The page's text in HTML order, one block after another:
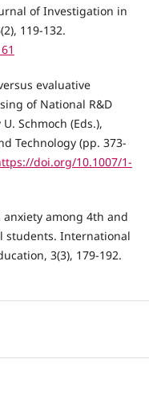
of Investigation in
119-132.
evaluative
of National R&D
Schmoch (Eds.),
Technology (pp. 373-
doi.org/10.1007/1-
anxiety among 4th and
students. International
3(3), 179-192.